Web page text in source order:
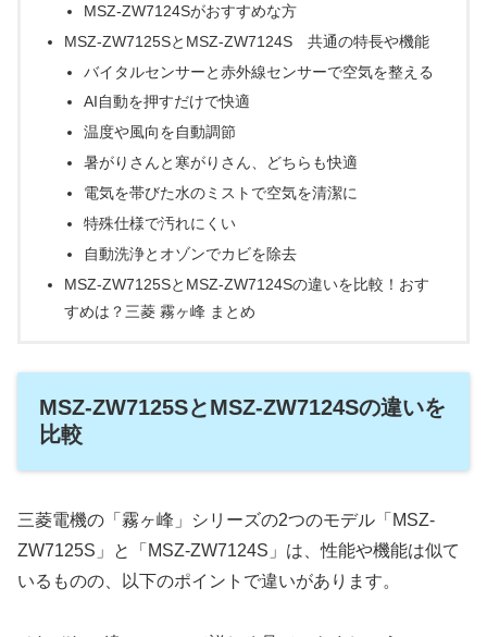
MSZ-ZW7124Sがおすすめな方
MSZ-ZW7125SとMSZ-ZW7124S 共通の特長や機能
バイタルセンサーと赤外線センサーで空気を整える
AI自動を押すだけで快適
温度や風向を自動調節
暑がりさんと寒がりさん、どちらも快適
電気を帯びた水のミストで空気を清潔に
特殊仕様で汚れにくい
自動洗浄とオゾンでカビを除去
MSZ-ZW7125SとMSZ-ZW7124Sの違いを比較！おす
すめは？三菱 霧ヶ峰 まとめ
MSZ-ZW7125SとMSZ-ZW7124Sの違いを
比較
三菱電機の「霧ヶ峰」シリーズの2つのモデル「MSZ-
ZW7125S」と「MSZ-ZW7124S」は、性能や機能は似て
いるものの、以下のポイントで違いがあります。